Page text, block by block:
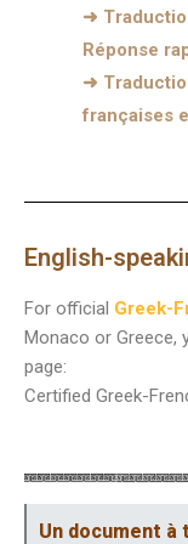
➜
Réponse
➜
françaises
English-
For official Greek-
Monaco or Greece,
page:
Certified Greek-
Un document